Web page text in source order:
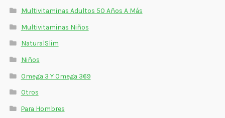
Multivitaminas Adultos 50 Años A Más
Multivitaminas Niños
NaturalSlim
Niños
Omega 3 Y Omega 369
Otros
Para Hombres